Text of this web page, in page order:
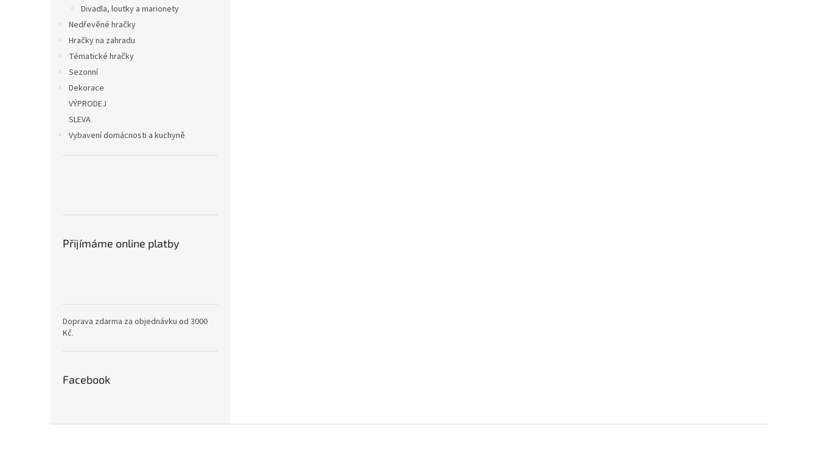
Divadla, loutky a marionety
Nedřevěné hračky
Hračky na zahradu
Tématické hračky
Sezonní
Dekorace
VÝPRODEJ
SLEVA
Vybavení domácnosti a kuchyně
Přijímáme online platby
Doprava zdarma za objednávku od 3000
Kč.
Facebook